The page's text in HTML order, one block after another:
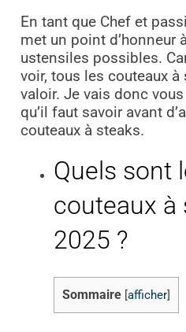
En tant que Chef et
met un point d’honneur
ustensiles possibles.
voir, tous les couteaux
valoir. Je vais donc
qu’il faut savoir avant
couteaux à steaks.
Quels sont
couteaux à
2025 ?
Sommaire afficher